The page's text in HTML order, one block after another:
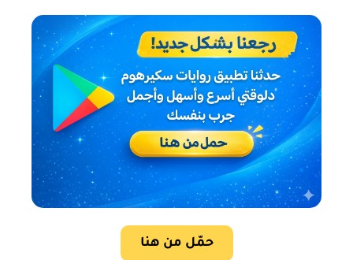
حمّل من هنا